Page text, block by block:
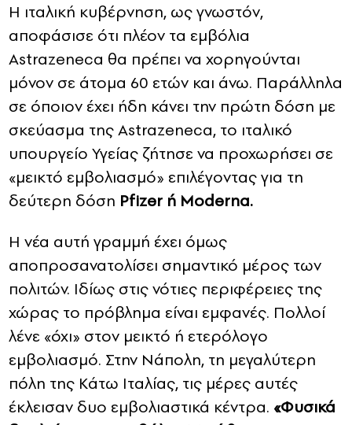
Η ιταλική κυβέρνηση, ως γνωστόν,
αποφάσισε ότι πλέον τα εμβόλια
Astrazeneca θα πρέπει να χορηγούνται
μόνον σε άτομα 60 ετών και άνω. Παράλληλα
σε όποιον έχει ήδη κάνει την πρώτη δόση με
σκεύασμα της Astrazeneca, το ιταλικό
υπουργείο Υγείας ζήτησε να προχωρήσει σε
«μεικτό εμβολιασμό» επιλέγοντας για τη
δεύτερη δόση Pfizer ή Moderna.
H νέα αυτή γραμμή έχει όμως
αποπροσανατολίσει σημαντικό μέρος των
πολιτών. Ιδίως στις νότιες περιφέρειες της
χώρας το πρόβλημα είναι εμφανές. Πολλοί
λένε «όχι» στον μεικτό ή ετερόλογο
εμβολιασμό. Στην Νάπολη, τη μεγαλύτερη
πόλη της Κάτω Ιταλίας, τις μέρες αυτές
έκλεισαν δυο εμβολιαστικά κέντρα. «Φυσικά